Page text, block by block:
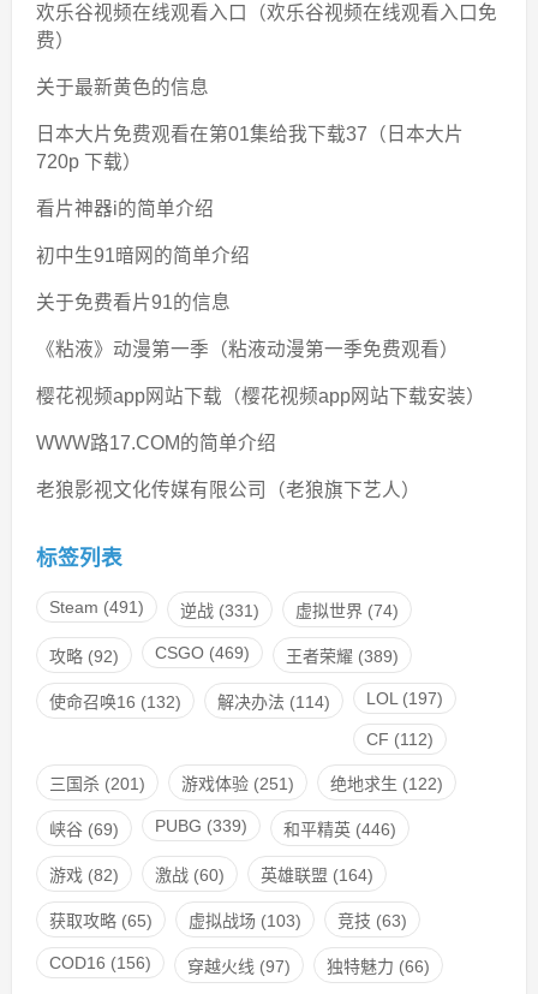
欢乐谷视频在线观看入口（欢乐谷视频在线观看入口免
费）
关于最新黄色的信息
日本大片免费观看在第01集给我下载37（日本大片
720p 下载）
看片神器i的简单介绍
初中生91暗网的简单介绍
关于免费看片91的信息
《粘液》动漫第一季（粘液动漫第一季免费观看）
樱花视频app网站下载（樱花视频app网站下载安装）
WWW路17.COM的简单介绍
老狼影视文化传媒有限公司（老狼旗下艺人）
标签列表
Steam (491) 逆战(331) 虚拟世界(74)
攻略(92) CSGO(469) 王者荣耀 (389)
使命召唤16 (132) 解决办法 (114) LOL (197)
CF (112)
三国杀(201) 游戏体验(251) 绝地求生 (122)
峡谷(69) PUBG (339) 和平精英(446)
游戏 (82) 激战(60) 英雄联盟 (164)
获取攻略(65) 虚拟战场 (103) 竞技 (63)
COD16 (156) 穿越火线 (97) 独特魅力 (66)